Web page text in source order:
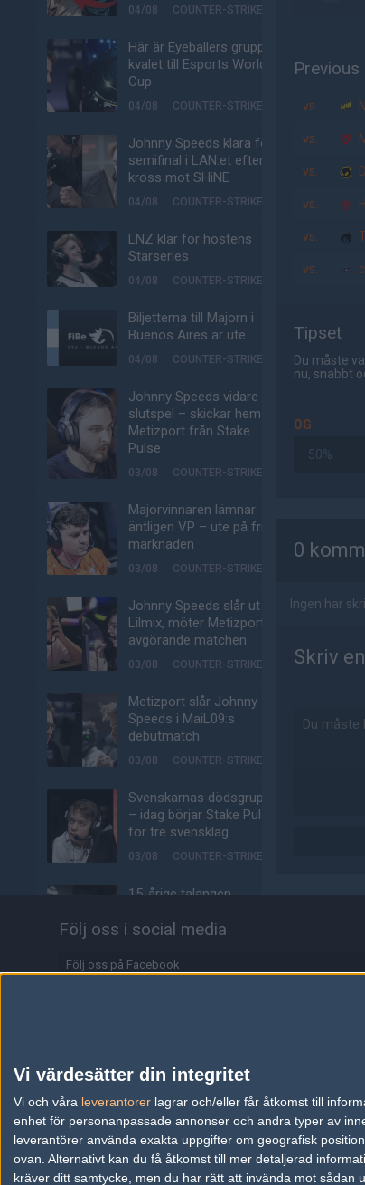
Vi värdesätter din integritet
Vi och våra leverantorer lagrar och/eller får åtkomst till
enhet för personanpassade annonser och andra typer av
leverantörer använda exakta uppgifter om geografisk
ovan. Alternativt kan du få åtkomst till mer detaljerad
kräver ditt samtycke, men du har rätt att invända mot
04/08 COUNTER-STRIKE
Här är Eyeballers grupp i
kvalet till Esports World
Cup
04/08 COUNTER-STRIKE
Johnny Speeds klara för
semifinal i LAN:et efter
kross mot SHiNE
04/08 COUNTER-STRIKE
LNZ klar för höstens
Starseries
04/08 COUNTER-STRIKE
Biljetterna till Majorn i
Buenos Aires är ute
04/08 COUNTER-STRIKE
Johnny Speeds vidare till
slutspel – skickar hem
Metizport från Stake
Pulse
03/08 COUNTER-STRIKE
Majorvinnaren lämnar
äntligen VP – ute på fria
marknaden
03/08 COUNTER-STRIKE
Johnny Speeds slår ut
Lilmix, möter Metizport i
avgörande matchen
03/08 COUNTER-STRIKE
Metizport slår Johnny
Speeds i MaiL09:s
debutmatch
03/08 COUNTER-STRIKE
Svenskarnas dödsgrupp
– idag börjar Stake Pulse
för tre svensklag
03/08 COUNTER-STRIKE
15-årige talangen
"Finska MaiL09"
jL tillbaka från pausen –
avslöjar signerat
kontrakt
02/08 COUNTER-STRIKE
phzy talar ut om tunga
vs.
vs.
vs.
vs.
vs.
vs.
Tipset
Du måste
nu, snabbt
OG
50%
0
Ingen har
Skriv
Följ oss i social media
Följ oss på Facebook
Information
Annonsering
Copyright och Privacy Policy